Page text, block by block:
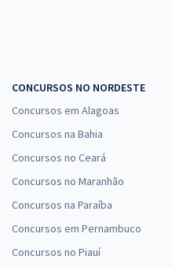
CONCURSOS NO NORDESTE
Concursos em Alagoas
Concursos na Bahia
Concursos no Ceará
Concursos no Maranhão
Concursos na Paraíba
Concursos em Pernambuco
Concursos no Piauí